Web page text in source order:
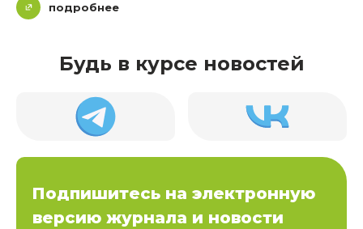
подробнее
Будь в курсе новостей
Подпишитесь на электронную
версию журнала и новости